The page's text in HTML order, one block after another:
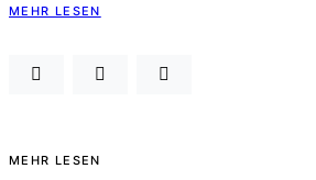
MEHR LESEN
MEHR LESEN